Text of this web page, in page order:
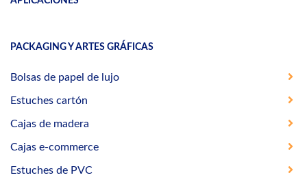
PACKAGING Y ARTES GRÁFICAS
Bolsas de papel de lujo
Estuches cartón
Cajas de madera
Cajas e-commerce
Estuches de PVC